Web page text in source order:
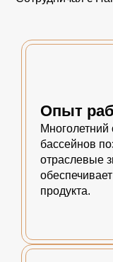
Опыт
Многолетний
бассейнов
отраслевые
продукта.